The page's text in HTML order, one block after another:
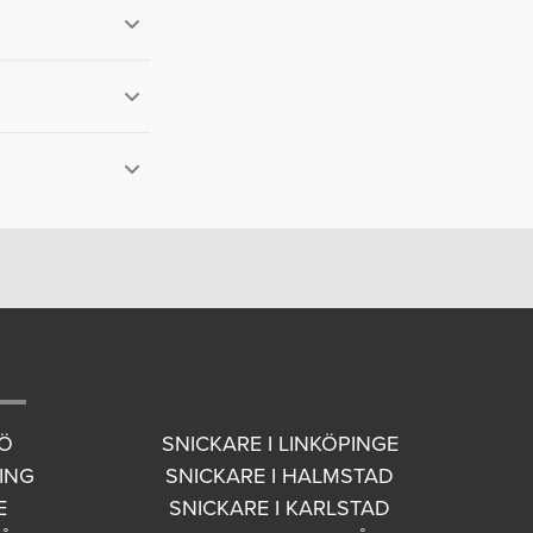
SNICKARE I LINKÖPINGE
SNICKARE I HALMSTAD
SNICKARE I KARLSTAD